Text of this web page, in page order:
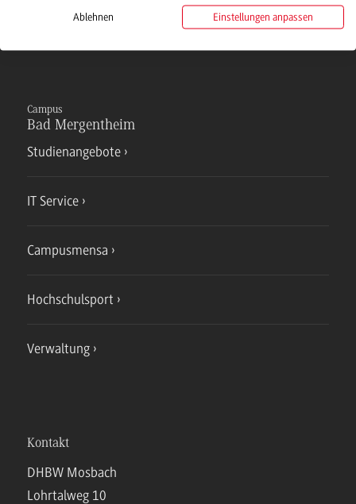
Verwaltung
Campus
Bad Mergentheim
Studienangebote
IT Service
Campusmensa
Hochschulsport
Verwaltung
Kontakt
DHBW Mosbach
Lohrtalweg 10
Ablehnen Einstellungen anpassen